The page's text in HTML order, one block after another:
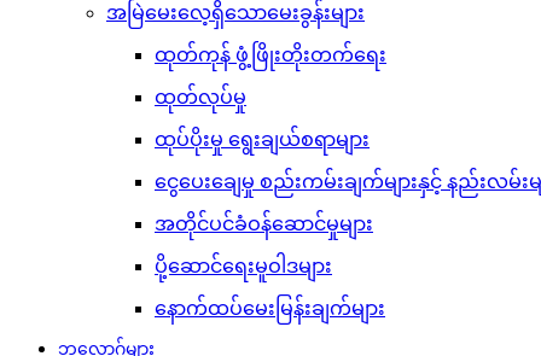
အမြဲမေးလေ့ရှိသောမေးခွန်းများ
ထုတ်ကုန် ဖွံ့ဖြိုးတိုးတက်ရေး
ထုတ်လုပ်မှု
ထုပ်ပိုးမှု ရွေးချယ်စရာများ
ငွေပေးချေမှု စည်းကမ်းချက်များနှင့် နည်းလမ်းမ
အတိုင်ပင်ခံဝန်ဆောင်မှုများ
ပို့ဆောင်ရေးမူဝါဒများ
နောက်ထပ်မေးမြန်းချက်များ
ဘလော့ဂ်များ